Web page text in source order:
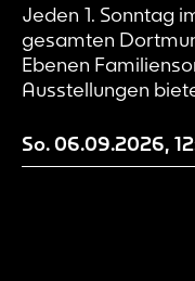
Jeden 1. Sonntag
gesamten
Ebenen
Ausstellungen
ältere Kinder an.
So. 06.09.2026,